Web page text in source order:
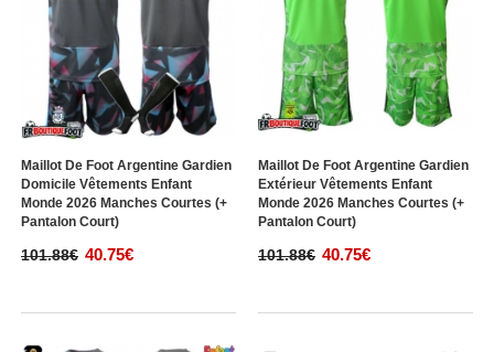
Maillot De Foot Argentine Gardien
Domicile Vêtements Enfant
Monde 2026 Manches Courtes (+
Pantalon Court)
101.88€ 40.75€
Maillot De Foot Argentine Gardien
Extérieur Vêtements Enfant
Monde 2026 Manches Courtes (+
Pantalon Court)
101.88€ 40.75€